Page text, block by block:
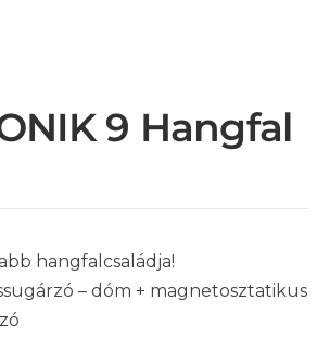
9 Hangfal
hangfalcsaládja!
– dóm + magnetosztatikus